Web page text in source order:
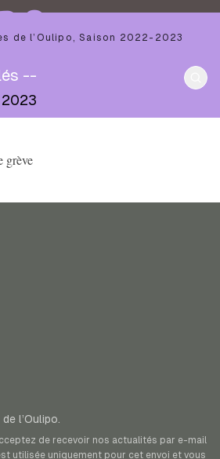
de l’Oulipo ,Saison 2022-2023
--
grève
l’Oulipo.
de recevoir nos actualités par e-mail
utilisée uniquement pour cet envoi et vous